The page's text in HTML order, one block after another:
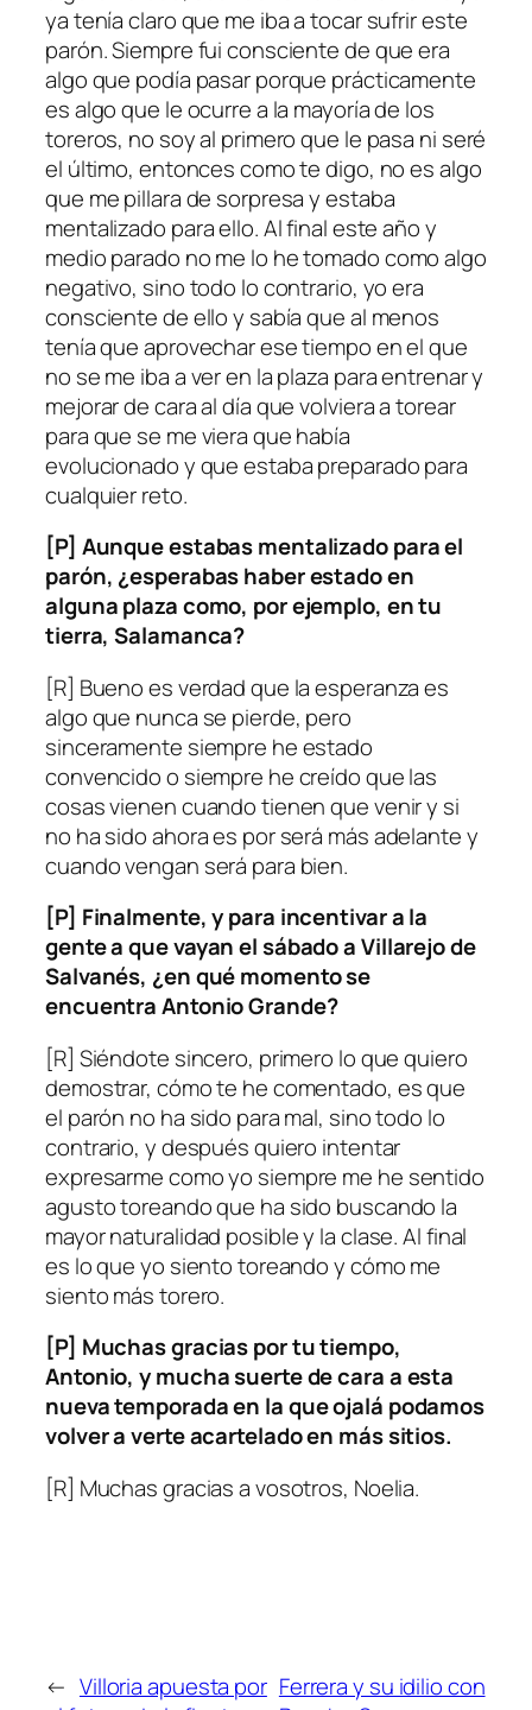
ya tenía claro que me iba a tocar sufrir este
parón. Siempre fui consciente de que era
algo que podía pasar porque prácticamente
es algo que le ocurre a la mayoría de los
toreros, no soy al primero que le pasa ni seré
el último, entonces como te digo, no es algo
que me pillara de sorpresa y estaba
mentalizado para ello. Al final este año y
medio parado no me lo he tomado como algo
negativo, sino todo lo contrario, yo era
consciente de ello y sabía que al menos
tenía que aprovechar ese tiempo en el que
no se me iba a ver en la plaza para entrenar y
mejorar de cara al día que volviera a torear
para que se me viera que había
evolucionado y que estaba preparado para
cualquier reto.
[P] Aunque estabas mentalizado para el
parón, ¿esperabas haber estado en
alguna plaza como, por ejemplo, en tu
tierra, Salamanca?
[R] Bueno es verdad que la esperanza es
algo que nunca se pierde, pero
sinceramente siempre he estado
convencido o siempre he creído que las
cosas vienen cuando tienen que venir y si
no ha sido ahora es por será más adelante y
cuando vengan será para bien.
[P] Finalmente, y para incentivar a la
gente a que vayan el sábado a Villarejo de
Salvanés, ¿en qué momento se
encuentra Antonio Grande?
[R] Siéndote sincero, primero lo que quiero
demostrar, cómo te he comentado, es que
el parón no ha sido para mal, sino todo lo
contrario, y después quiero intentar
expresarme como yo siempre me he sentido
agusto toreando que ha sido buscando la
mayor naturalidad posible y la clase. Al final
es lo que yo siento toreando y cómo me
siento más torero.
[P] Muchas gracias por tu tiempo,
Antonio, y mucha suerte de cara a esta
nueva temporada en la que ojalá podamos
volver a verte acartelado en más sitios.
[R] Muchas gracias a vosotros, Noelia.
← Villoria apuesta por Ferrera y su idilio con